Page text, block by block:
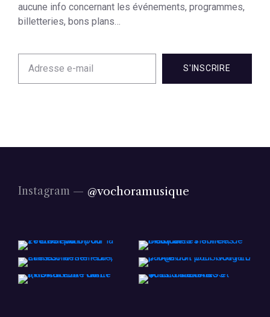
aucune info concernant les événements, programmes,
billetteries, bons plans…
S'INSCRIRE
Instagram — @vochoramusique